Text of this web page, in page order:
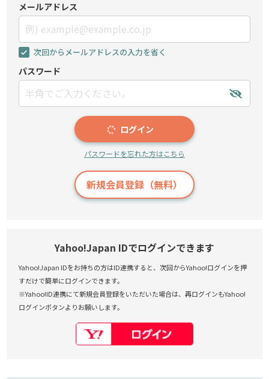
メールアドレス
次回からメールアドレスの入力を省く
パスワード
ログイン
パスワードを忘れた方はこちら
新規会員登録（無料）
Yahoo!Japan IDでログインできます
Yahoo!Japan IDをお持ちの方はID連携すると、次回からYahoo!ログインを押
すだけで簡単にログインできます。
※Yahoo!ID連携にて新規会員登録をいただいた場合は、再ログインもYahoo!
ログインボタンよりお願いします。